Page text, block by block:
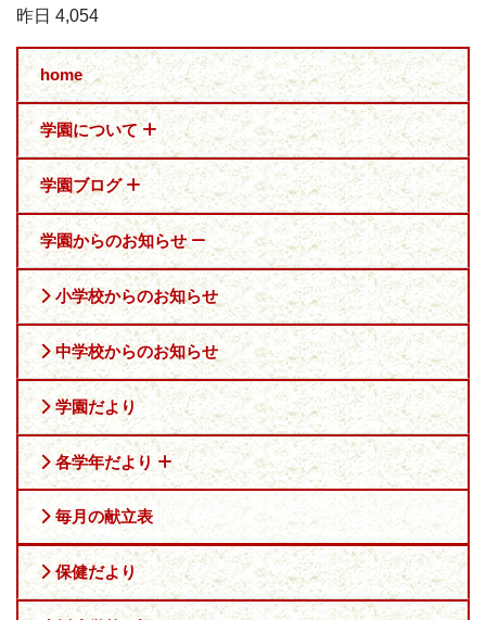
昨日 4,054
home
学園について
学園ブログ
学園からのお知らせ
小学校からのお知らせ
中学校からのお知らせ
学園だより
各学年だより
毎月の献立表
保健だより